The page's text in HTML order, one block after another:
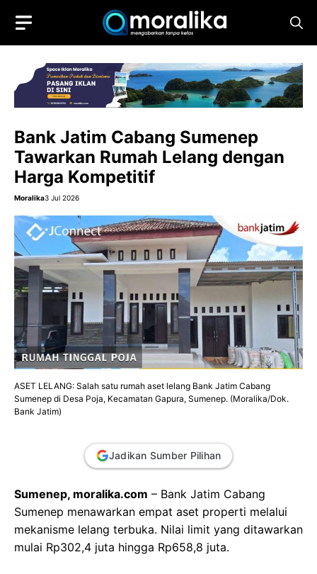
content
Bank Jatim Cabang Sumenep
Tawarkan Rumah Lelang dengan
Harga Kompetitif
Moralika3 Jul 2026
ASET LELANG: Salah satu rumah aset lelang Bank Jatim Cabang
Sumenep di Desa Poja, Kecamatan Gapura, Sumenep. (Moralika/Dok.
Bank Jatim)
Jadikan Sumber Pilihan
Sumenep, moralika.com – Bank Jatim Cabang
Sumenep menawarkan empat aset properti melalui
mekanisme lelang terbuka. Nilai limit yang ditawarkan
mulai Rp302,4 juta hingga Rp658,8 juta.